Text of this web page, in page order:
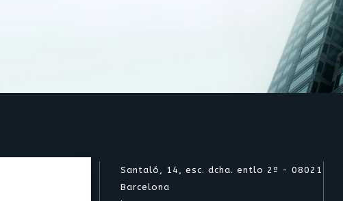
Santaló, 14, esc. dcha. entlo 2ª - 08021
Barcelona